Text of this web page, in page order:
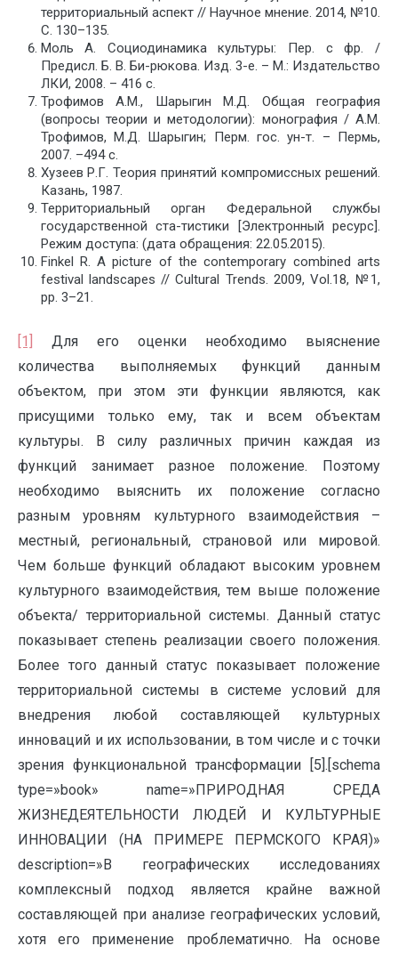
территориальный аспект // Научное мнение. 2014, №10.
С. 130–135.
Моль А. Социодинамика культуры: Пер. с фр. /
Предисл. Б. В. Би-рюкова. Изд. 3-е. – М.: Издательство
ЛКИ, 2008. – 416 с.
Трофимов А.М., Шарыгин М.Д. Общая география
(вопросы теории и методологии): монография / А.М.
Трофимов, М.Д. Шарыгин; Перм. гос. ун-т. – Пермь,
2007. –494 с.
Хузеев Р.Г. Теория принятий компромиссных решений.
Казань, 1987.
Территориальный орган Федеральной службы
государственной ста-тистики [Электронный ресурс].
Режим доступа: (дата обращения: 22.05.2015).
Finkel R. A picture of the contemporary combined arts
festival landscapes // Cultural Trends. 2009, Vol.18, №1,
pp. 3–21.
[1]
Для его оценки необходимо выяснение
количества выполняемых функций данным
объектом, при этом эти функции являются, как
присущими только ему, так и всем объектам
культуры. В силу различных причин каждая из
функций занимает разное положение. Поэтому
необходимо выяснить их положение согласно
разным уровням культурного взаимодействия –
местный, региональный, страновой или мировой.
Чем больше функций обладают высоким уровнем
культурного взаимодействия, тем выше положение
объекта/ территориальной системы. Данный статус
показывает степень реализации своего положения.
Более того данный статус показывает положение
территориальной системы в системе условий для
внедрения любой составляющей культурных
инноваций и их использовании, в том числе и с точки
зрения функциональной трансформации [5].[schema
type=»book» name=»ПРИРОДНАЯ СРЕДА
ЖИЗНЕДЕЯТЕЛЬНОСТИ ЛЮДЕЙ И КУЛЬТУРНЫЕ
ИННОВАЦИИ (НА ПРИМЕРЕ ПЕРМСКОГО КРАЯ)»
description=»В географических исследованиях
комплексный подход является крайне важной
составляющей при анализе географических условий,
хотя его применение проблематично. На основе